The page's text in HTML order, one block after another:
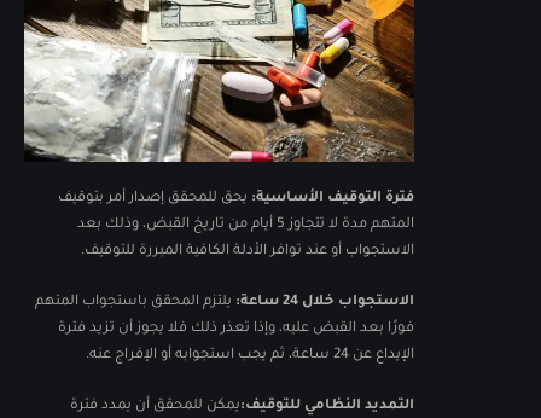
فترة التوقيف الأساسية: يحق للمحقق إصدار أمر بتوقيف
المتهم مدة لا تتجاوز 5 أيام من تاريخ القبض، وذلك بعد
الاستجواب أو عند توافر الأدلة الكافية المبررة للتوقيف.
الاستجواب خلال 24 ساعة:
يلتزم المحقق باستجواب المتهم
فورًا بعد القبض عليه، وإذا تعذر ذلك فلا يجوز أن تزيد فترة
الإيداع عن 24 ساعة، ثم يجب استجوابه أو الإفراج عنه.
التمديد النظامي للتوقيف:يمكن للمحقق أن يمدد فترة